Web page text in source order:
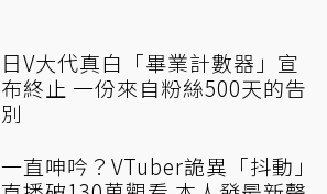
日V大代真白「畢業計數器」宣
布終止 一份來自粉絲500天的告
別
一直呻吟？VTuber詭異「抖動」